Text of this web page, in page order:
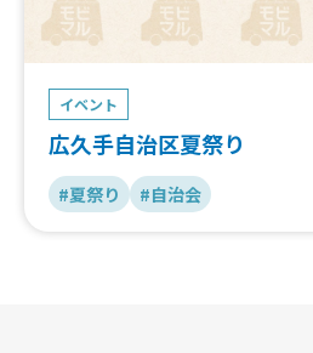
イベント
広久手自治区夏祭り
#夏祭り #自治会